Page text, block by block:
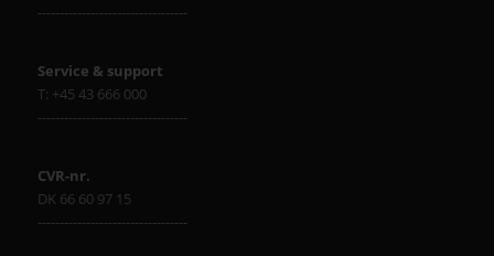
----------------------------------
Service & support
T: +45 43 666 000
----------------------------------
CVR-nr.
DK 66 60 97 15
----------------------------------